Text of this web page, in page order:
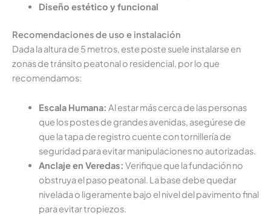
Diseño estético y funcional
Recomendaciones de uso e instalación
Dada la altura de 5 metros, este poste suele instalarse en
zonas de tránsito peatonal o residencial, por lo que
recomendamos:
Escala Humana: Al estar más cerca de las personas
que los postes de grandes avenidas, asegúrese de
que la tapa de registro cuente con tornillería de
seguridad para evitar manipulaciones no autorizadas.
Anclaje en Veredas: Verifique que la fundación no
obstruya el paso peatonal. La base debe quedar
nivelada o ligeramente bajo el nivel del pavimento final
para evitar tropiezos.